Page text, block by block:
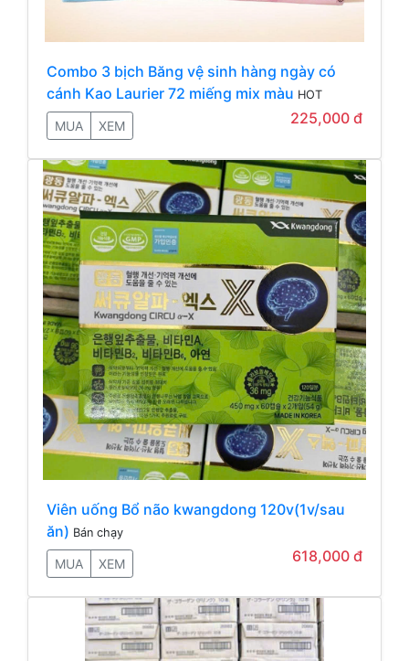
Combo 3 bịch Băng vệ sinh hàng ngày có
cánh Kao Laurier 72 miếng mix màu HOT
MUA XEM 225,000 đ
Viên uống Bổ não kwangdong 120v(1v/sau
ăn) Bán chạy
MUA XEM 618,000 đ